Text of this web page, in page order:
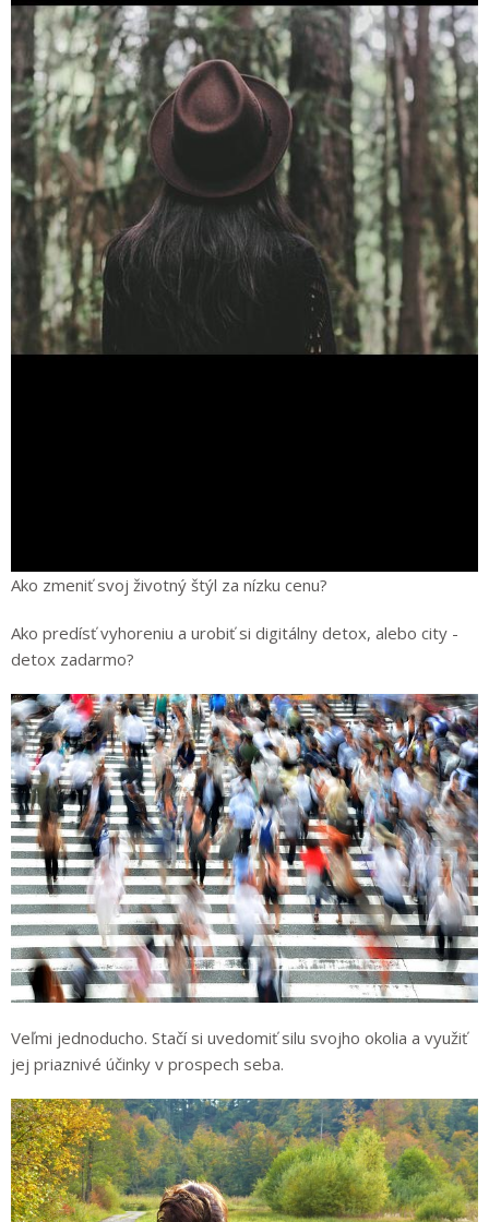
Ako zmeniť svoj životný štýl za nízku cenu?
Ako predísť vyhoreniu a urobiť si digitálny detox, alebo city -
detox zadarmo?
Veľmi jednoducho. Stačí si uvedomiť silu svojho okolia a využiť
jej priaznivé účinky v prospech seba.